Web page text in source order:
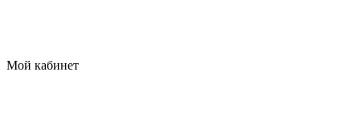
Мой кабинет